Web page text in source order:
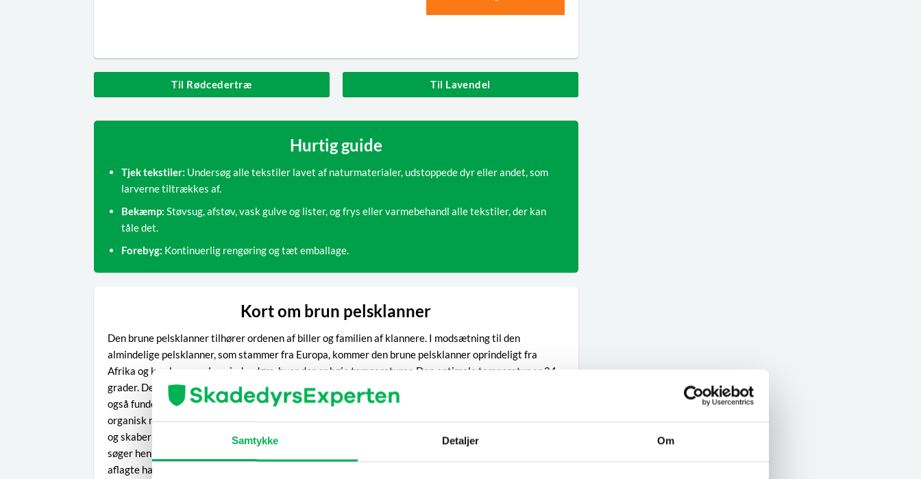
Samtykke Detaljer Om
Til Rødcedertræ Til Lavendel
Hurtig guide
Tjek tekstiler: Undersøg alle tekstiler lavet af naturmaterialer, udstoppede dyr eller andet, som
larverne tiltrækkes af.
Bekæmp: Støvsug, afstøv, vask gulve og lister, og frys eller varmebehandl alle tekstiler, der kan
tåle det.
Forebyg: Kontinuerlig rengøring og tæt emballage.
Kort om brun pelsklanner
Den brune pelsklanner tilhører ordenen af biller og familien af klannere. I modsætning til den
almindelige pelsklanner, som stammer fra Europa, kommer den brune pelsklanner oprindeligt fra
Afrika og kan kun overleve indendørs, hvor der er høje temperaturer. Den optimale temperatur er 24
grader. Den blev først opdaget i Rusland i 1960’erne og har siden spredt sig til hele Europa og er nu
også fundet i de fleste dele af Danmark undtagen Bornholm. Larverne lever af keratin, som findes i
organisk materiale som hudaflejringer, hår, fjer, krummer og døde insekter. Den kan angribe uld og pels
og skaber stor ødelæggelse, hvis et stort angreb skulle ramme f.eks. museer. Larverne undgår lys og
søger hen til steder, hvor de kan være svære at finde. De opdages som oftest ved, at man finder deres
aflagte ham.